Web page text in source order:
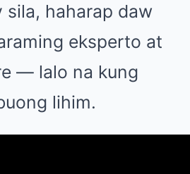
sila, haharap daw
eksperto at
— lalo na kung
lihim.